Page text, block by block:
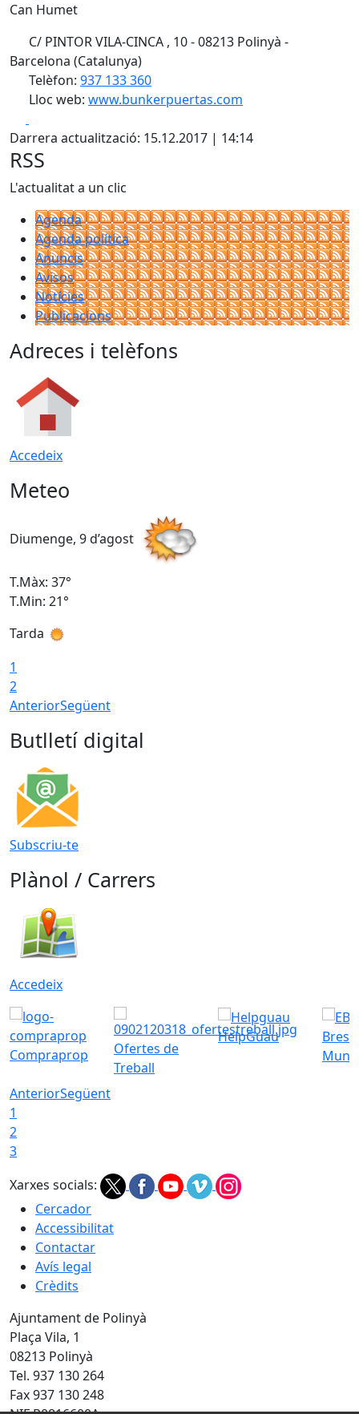
Can Humet
C/ PINTOR VILA-CINCA , 10 - 08213 Polinyà -
Barcelona (Catalunya)
Telèfon: 937 133 360
Lloc web: www.bunkerpuertas.com
Darrera actualització: 15.12.2017 | 14:14
RSS
L'actualitat a un clic
Agenda
Agenda política
Anuncis
Avisos
Notícies
Publicacions
Adreces i telèfons
Accedeix
Meteo
Diumenge, 9 d’agost
T.Màx: 37°
T.Min: 21°
Tarda
1
2
AnteriorSegüent
Butlletí digital
Subscriu-te
Plànol / Carrers
Accedeix
Compraprop
Ofertes de
Treball
HelpGuau
AnteriorSegüent
1
2
3
Xarxes socials:
Cercador
Accessibilitat
Contactar
Avís legal
Crèdits
Ajuntament de Polinyà
Plaça Vila, 1
08213 Polinyà
Tel. 937 130 264
Fax 937 130 248